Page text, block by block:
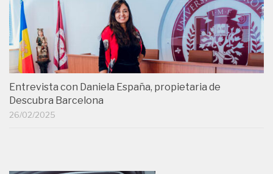
Entrevista con Daniela España, propietaria de
Descubra Barcelona
26/02/2025